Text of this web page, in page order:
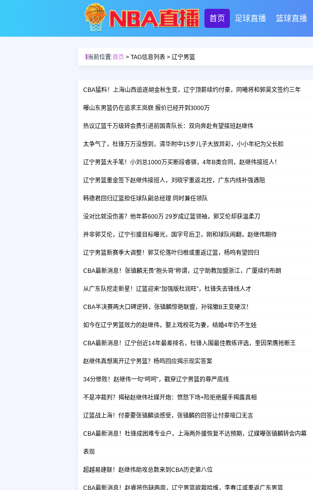
首页 足球直播 篮球直播
当前位置:首页 > TAG信息列表 > 辽宁男篮
CBA猛料！上海山西追逐胡金秋生变，辽宁顶薪续约付豪，同曦将和郭昊文签约三年
曝山东男篮仍在追求王岚嵚 报价已经开到3000万
热议辽篮千万级转会费引进前国青队长：双向奔赴有望接班赵继伟
太争气了，杜锋万万没想到，清华附中15岁儿子大放异彩，小小年纪为父长脸
辽宁男篮大手笔！小刘总1000万买断段睿骐，4年B类合同，赵继伟接班人！
辽宁男篮重金签下赵继伟接班人，刘晓宇重返北控，广东内线补强遇阻
韩德君回归辽篮担任球队副总经理 同时兼任领队
没对比就没伤害？他年薪600万 29岁成辽篮领袖，郭艾伦却获温柔刀
并非郭艾伦，辽宁引援目标曝光，国字号后卫，刚和球队闹翻，赵继伟期待
辽宁男篮新赛季大调整！郭艾伦落叶归根或重返辽篮，杨鸣有望回归
CBA最新消息！张镇麟无畏“抱头哥”称谓，辽宁助教加盟浙江，广厦续约布朗
从广东队挖走新星！辽篮迎来“加强版杜润旺”，杜锋失去锋线人才
CBA半决赛两大口碑逆转，张镇麟惊艳联盟，孙铭徽B王变硬汉！
如今在辽宁男篮效力的赵继伟，娶上戏校花为妻，结婚4年仍不生娃
CBA最新消息！辽宁创近14年最差排名，杜锋入围最佳教练评选，奎因荣膺抢断王
赵继伟真想离开辽宁男篮？杨鸣回应揭示现实答案
34分惨败！赵继伟一句“呵呵”，戳穿辽宁男篮的尊严底线
不是冲裁判？揭秘赵继伟社媒开炮：愤怒下场+险拒绝握手揭露真相
辽篮战上海！付豪要张镇麟谈感受，张镇麟的回答让付豪哑口无言
CBA最新消息！杜锋成困难专业户，上海两外援恢复不达预期，辽媒曝张镇麟转会内幕
表现
超越易建联！赵继伟助攻总数来到CBA历史第八位
CBA最新消息！赵睿将伤缺两周，辽宁男篮欲裁哈维，李春江或重返广东男篮